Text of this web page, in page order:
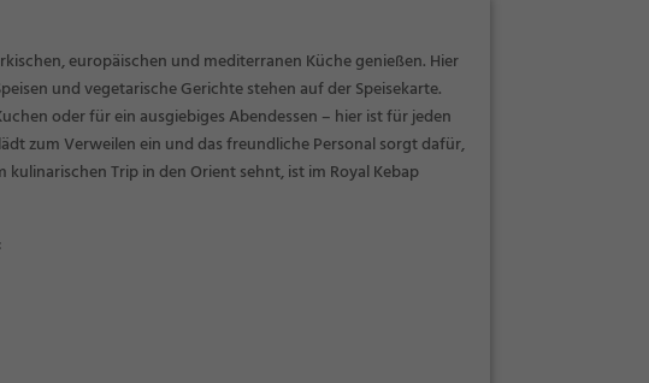
europäischen und mediterranen Küche genießen. Hier
und vegetarische Gerichte stehen auf der Speisekarte.
oder für ein ausgiebiges Abendessen – hier ist für jeden
zum Verweilen ein und das freundliche Personal sorgt dafür,
Trip in den Orient sehnt, ist im Royal Kebap